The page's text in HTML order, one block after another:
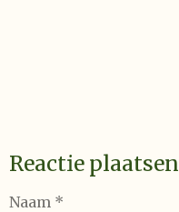
Reactie plaatsen
Naam *